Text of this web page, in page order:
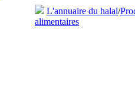
L'annuaire du halal/
alimentaires